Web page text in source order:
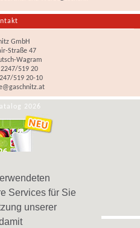
Services für Sie
unserer
GmbH
Straße 47
Wagram
519 20
519 20-10
2026